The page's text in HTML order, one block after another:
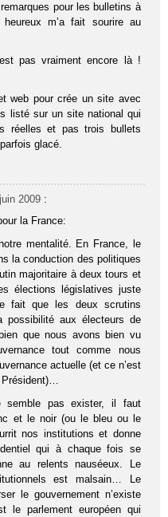
pour les bulletins à
m’a fait sourire au
pas vraiment encore là !
web pour crée un site avec
listé sur un site national qui
réelles et pas trois bullets
glacé.
2009 :
la France:
mentalité. En France, le
la conduction des politiques
majoritaire à deux tours et
élections législatives juste
fait que les deux scrutins
possibilité aux électeurs de
que nous avons bien vu
tout comme nous
actuelle (et ce n’est
Président)…
semble pas exister, il faut
et le noir (ou le bleu ou le
nos institutions et donne
qui à chaque fois se
au relents nauséeux. Le
est malsain… Le
le gouvernement n’existe
le parlement européen qui